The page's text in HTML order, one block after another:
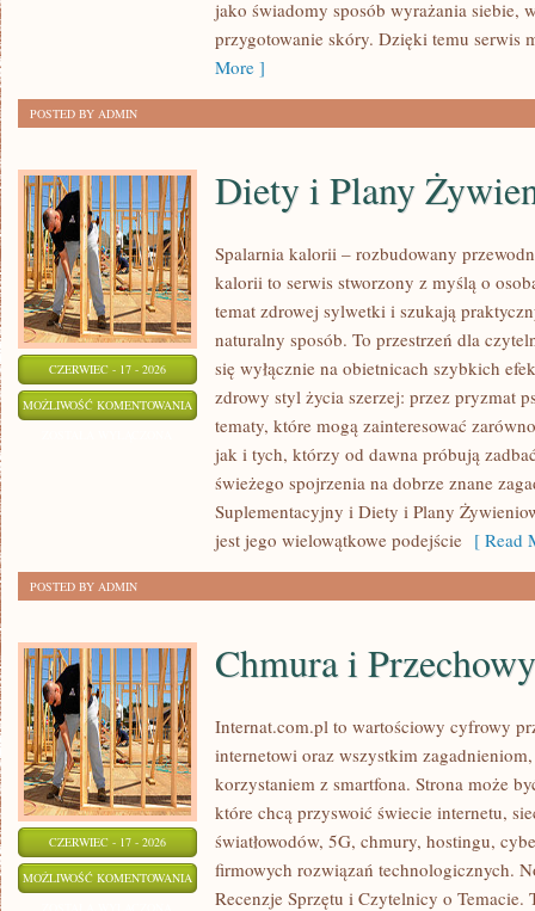
jako świadomy sposób wyrażania siebie,
przygotowanie skóry. Dzięki temu serwis
More ]
POSTED BY ADMIN
CZERWIEC - 17 - 2026
MOŻLIWOŚĆ KOMENTOWANIA DIETY
PLANY
ŻYWIENIOWE
Diety i Plany
Spalarnia kalorii – rozbudowany
kalorii to serwis stworzony z myślą o
temat zdrowej sylwetki i szukają
naturalny sposób. To przestrzeń dla
się wyłącznie na obietnicach szybkich
zdrowy styl życia szerzej: przez pryzmat
tematy, które mogą zainteresować
jak i tych, którzy od dawna próbują
świeżego spojrzenia na dobrze znane
Suplementacyjny i Diety i Plany
jest jego wielowątkowe podejście [ Read
POSTED BY ADMIN
CZERWIEC - 17 - 2026
MOŻLIWOŚĆ KOMENTOWANIA CHMURA
Chmura i
Internat.com.pl to wartościowy cyfrowy
internetowi oraz wszystkim
korzystaniem z smartfona. Strona może
które chcą przyswoić świecie internetu,
światłowodów, 5G, chmury, hostingu,
firmowych rozwiązań technologicznych.
Recenzje Sprzętu i Czytelnicy o